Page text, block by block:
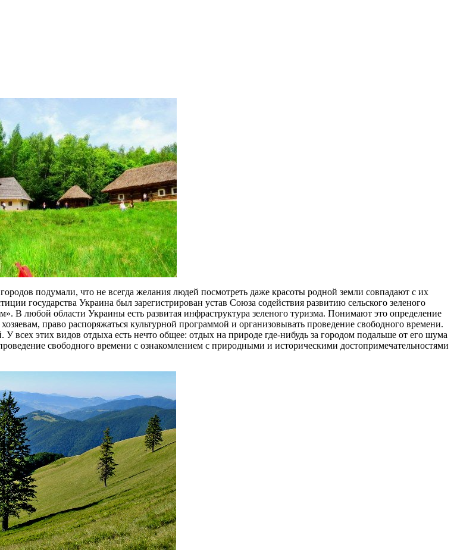
подумали, что не всегда желания людей посмотреть даже красоты родной земли совпадают с их
государства Украина был зарегистрирован устав Союза содействия развитию сельского зеленого
В любой области Украины есть развитая инфраструктура зеленого туризма. Понимают это определение
право распоряжаться культурной программой и организовывать проведение свободного времени.
всех этих видов отдыха есть нечто общее: отдых на природе где-нибудь за городом подальше от его шума
свободного времени с ознакомлением с природными и историческими достопримечательностями